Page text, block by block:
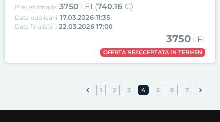
Preț estimativ: 3750 LEI (740.16 €)
Data publicării: 17.03.2026 11:35
Data finalizării: 22.03.2026 17:00
3750 LEI
OFERTA NEACCEPTATA IN TERMEN
1 2 3 4 5 6 7